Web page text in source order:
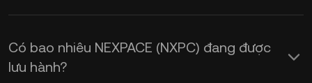
Có bao nhiêu NEXPACE (NXPC) đang được
lưu hành?